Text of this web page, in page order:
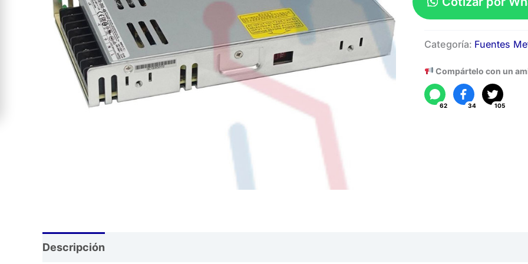
Metalica
12V-
29A
cantidad
Categoría: Fuentes
Compártelo con un
62 34 105
Descripción